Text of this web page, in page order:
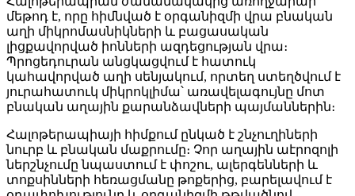
մեթոդ է, որը հիմնված է օրգանիզմի վրա բնական
աղի միկրոմասնիկների և բացասական
լիցքավորված իոնների ազդեցության վրա։
Պրոցեդուրան անցկացվում է հատուկ
կահավորված աղի սենյակում, որտեղ ստեղծվում է
յուրահատուկ միկրոկլիմա՝ առավելագույնը մոտ
բնական աղային քարանձավների պայմաններին։
Հալոթերապիայի հիմքում ընկած է շնչուղիների
նուրբ և բնական մաքրումը։ Չոր աղային աէրոզոլի
ներշնչումը նպաստում է փոշու, ալերգենների և
տոքսինների հեռացմանը թոքերից, բարելավում է